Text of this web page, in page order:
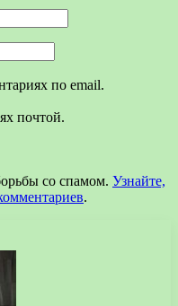
по email.
почтой.
со спамом. Узнайте,
.